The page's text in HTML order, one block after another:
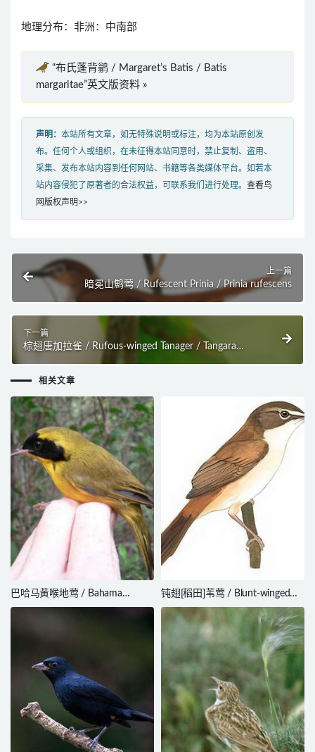
地理分布：非洲：中南部
“布氏蓬背鹟 / Margaret’s Batis / Batis
margaritae”英文版资料 »
声明： 本站所有文章，如无特殊说明或标注，均为本站原创发
布。任何个人或组织，在未征得本站同意时，禁止复制、盗用、
采集、发布本站内容到任何网站、书籍等各类媒体平台。如若本
站内容侵犯了原著者的合法权益，可联系我们进行处理。 查看鸟
网版权声明>>
上一篇
暗冕山鹪莺 / Rufescent Prinia / Prinia rufescens
下一篇
棕翅唐加拉雀 / Rufous-winged Tanager / Tangara
相关文章
巴哈马黄喉地莺 / Bahama
Yellowthroat / Geothlypis rostrata
钝翅[稻田]苇莺 / Blunt-winged
Warbler